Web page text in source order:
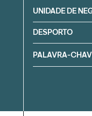
Filtrar
UNIDADE DE
DESPORTO